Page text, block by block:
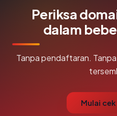
Periksa
dalam
Tanpa pendaftaran.
Mulai